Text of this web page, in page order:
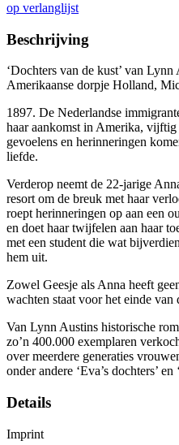
op verlanglijst
Beschrijving
‘Dochters van de kust’ van
Amerikaanse dorpje Holland,
1897. De Nederlandse
haar aankomst in Amerika,
gevoelens en herinneringen
liefde.
Verderop neemt de 22-jarige
resort om de breuk met haar
roept herinneringen op aan een
en doet haar twijfelen aan haar
met een student die wat
hem uit.
Zowel Geesje als Anna heeft
wachten staat voor het einde van
Van Lynn Austins historische
zo’n 400.000 exemplaren
over meerdere generaties
onder andere ‘Eva’s dochters’ en
Details
Imprint